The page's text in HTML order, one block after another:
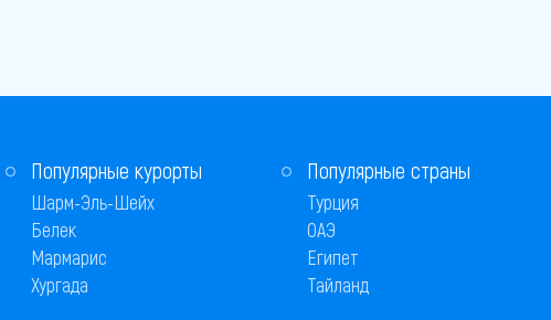
Популярные курорты
Шарм-Эль-Шейх
Белек
Мармарис
Хургада
Популярные страны
Турция
ОАЭ
Египет
Тайланд